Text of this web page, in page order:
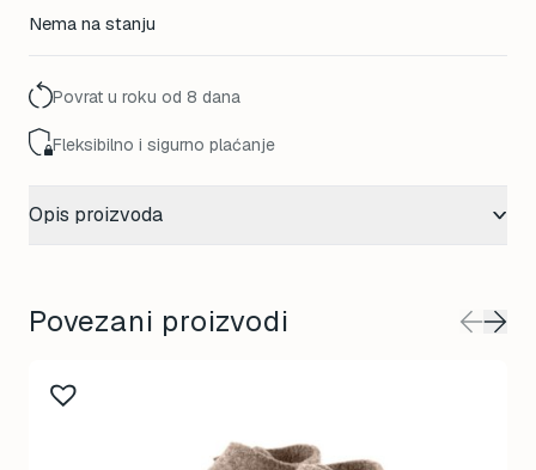
Nema na stanju
Povrat u roku od 8 dana
Fleksibilno i sigurno plaćanje
Opis proizvoda
Povezani proizvodi